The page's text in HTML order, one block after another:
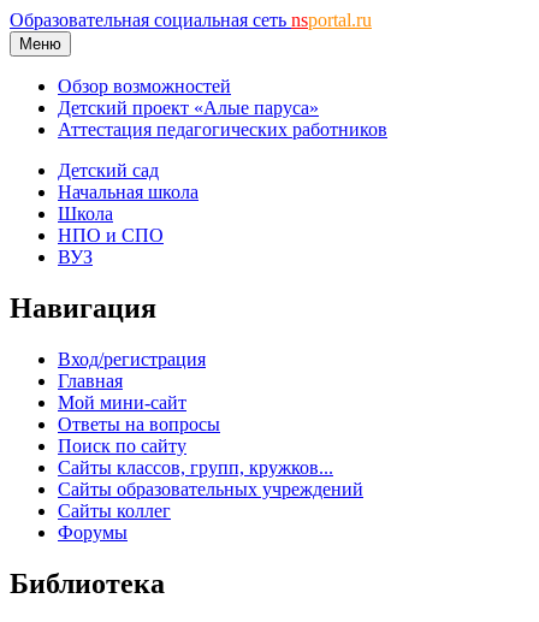
Образовательная социальная сеть nsportal.ru
Меню
Обзор возможностей
Детский проект «Алые паруса»
Аттестация педагогических работников
Детский сад
Начальная школа
Школа
НПО и СПО
ВУЗ
Навигация
Вход/регистрация
Главная
Мой мини-сайт
Ответы на вопросы
Поиск по сайту
Сайты классов, групп, кружков...
Сайты образовательных учреждений
Сайты коллег
Форумы
Библиотека